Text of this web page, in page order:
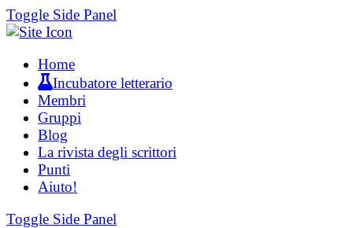
Toggle Side Panel
Home
Incubatore letterario
Membri
Gruppi
Blog
La rivista degli scrittori
Punti
Aiuto!
Toggle Side Panel